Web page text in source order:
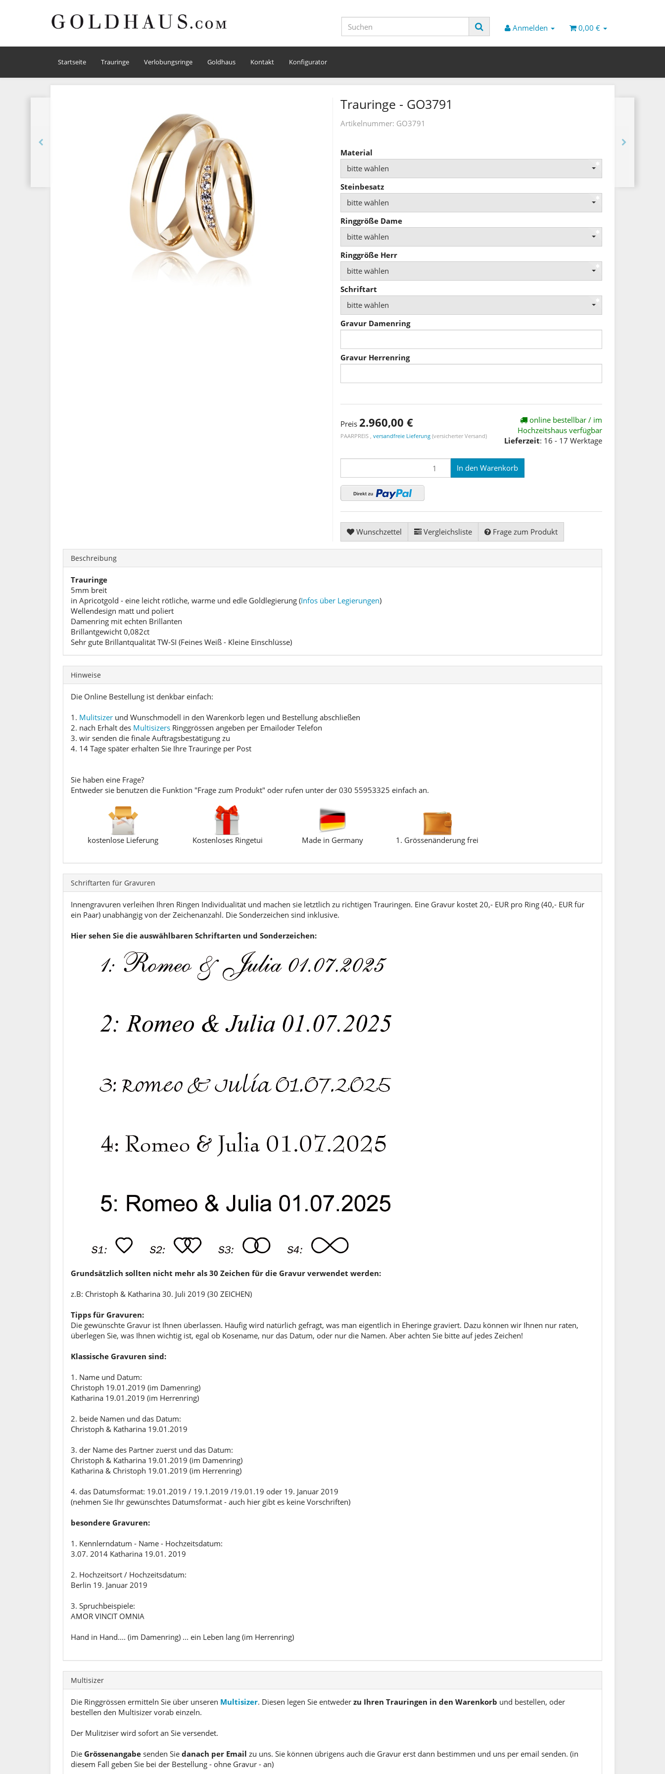
Anmelden 0,00 €
Startseite Trauringe Verlobungsringe Goldhaus Kontakt Konfigurator
Trauringe - GO3791
Artikelnummer: GO3791
Material
bitte wählen
Steinbesatz
bitte wählen
Ringgröße Dame
bitte wählen
Ringgröße Herr
bitte wählen
Schriftart
bitte wählen
Gravur Damenring
Gravur Herrenring
Preis 2.960,00 €
PAARPREIS , versandfreie Lieferung (versicherter Versand)
online bestellbar / im
Hochzeitshaus verfügbar
Lieferzeit: 16 - 17 Werktage
In den Warenkorb
Wunschzettel Vergleichsliste Frage zum Produkt
Beschreibung
Trauringe
5mm breit
in Apricotgold - eine leicht rötliche, warme und edle Goldlegierung (Infos über Legierungen)
Wellendesign matt und poliert
Damenring mit echten Brillanten
Brillantgewicht 0,082ct
Sehr gute Brillantqualität TW-SI (Feines Weiß - Kleine Einschlüsse)
Hinweise
Die Online Bestellung ist denkbar einfach:
1. Mulitsizer und Wunschmodell in den Warenkorb legen und Bestellung abschließen
2. nach Erhalt des Multisizers Ringgrössen angeben per Emailoder Telefon
3. wir senden die finale Auftragsbestätigung zu
4. 14 Tage später erhalten Sie Ihre Trauringe per Post
Sie haben eine Frage?
Entweder sie benutzen die Funktion "Frage zum Produkt" oder rufen unter der 030 55953325 einfach an.
kostenlose Lieferung Kostenloses Ringetui Made in Germany 1. Grössenänderung frei
Schriftarten für Gravuren
Innengravuren verleihen Ihren Ringen Individualität und machen sie letztlich zu richtigen Trauringen. Eine Gravur kostet 20,- EUR pro Ring (40,- EUR für
ein Paar) unabhängig von der Zeichenanzahl. Die Sonderzeichen sind inklusive.
Hier sehen Sie die auswählbaren Schriftarten und Sonderzeichen:
Grundsätzlich sollten nicht mehr als 30 Zeichen für die Gravur verwendet werden:
z.B: Christoph & Katharina 30. Juli 2019 (30 ZEICHEN)
Tipps für Gravuren:
Die gewünschte Gravur ist Ihnen überlassen. Häufig wird natürlich gefragt, was man eigentlich in Eheringe graviert. Dazu können wir Ihnen nur raten,
überlegen Sie, was Ihnen wichtig ist, egal ob Kosename, nur das Datum, oder nur die Namen. Aber achten Sie bitte auf jedes Zeichen!
Klassische Gravuren sind:
1. Name und Datum:
Christoph 19.01.2019 (im Damenring)
Katharina 19.01.2019 (im Herrenring)
2. beide Namen und das Datum:
Christoph & Katharina 19.01.2019
3. der Name des Partner zuerst und das Datum:
Christoph & Katharina 19.01.2019 (im Damenring)
Katharina & Christoph 19.01.2019 (im Herrenring)
4. das Datumsformat: 19.01.2019 / 19.1.2019 /19.01.19 oder 19. Januar 2019
(nehmen Sie Ihr gewünschtes Datumsformat - auch hier gibt es keine Vorschriften)
besondere Gravuren:
1. Kennlerndatum - Name - Hochzeitsdatum:
3.07. 2014 Katharina 19.01. 2019
2. Hochzeitsort / Hochzeitsdatum:
Berlin 19. Januar 2019
3. Spruchbeispiele:
AMOR VINCIT OMNIA
Hand in Hand.... (im Damenring) ... ein Leben lang (im Herrenring)
Multisizer
Die Ringgrössen ermitteln Sie über unseren Multisizer. Diesen legen Sie entweder zu Ihren Trauringen in den Warenkorb und bestellen, oder
bestellen den Multisizer vorab einzeln.
Der Mulitziser wird sofort an Sie versendet.
Die Grössenangabe senden Sie danach per Email zu uns. Sie können übrigens auch die Gravur erst dann bestimmen und uns per email senden. (in
diesem Fall geben Sie bei der Bestellung - ohne Gravur - an)